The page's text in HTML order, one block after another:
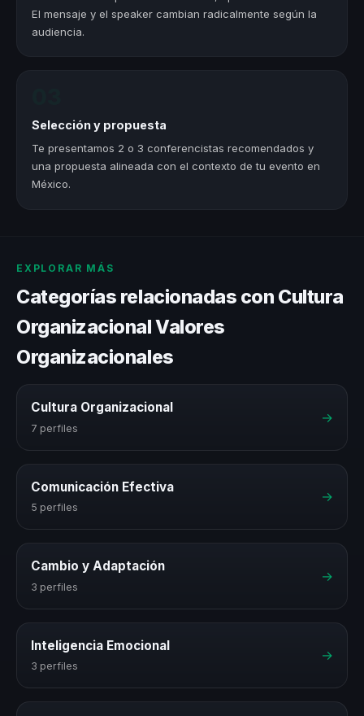
El mensaje y el speaker cambian radicalmente según la
audiencia.
Selección y propuesta
Te presentamos 2 o 3 conferencistas recomendados y
una propuesta alineada con el contexto de tu evento en
México.
EXPLORAR MÁS
Categorías relacionadas con Cultura
Organizacional Valores
Organizacionales
Cultura Organizacional
7 perfiles
→
Comunicación Efectiva
5 perfiles
→
Cambio y Adaptación
3 perfiles
→
Inteligencia Emocional
3 perfiles
→